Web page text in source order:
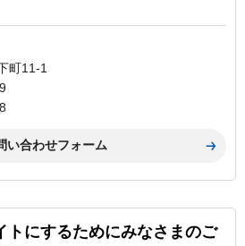
町11-1
トにするためにみなさまのご